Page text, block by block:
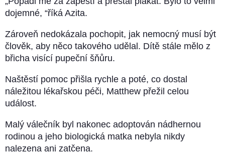
dojemné, “říká Azita.
Zároveň nedokázala pochopit, jak nemocný musí být
člověk, aby něco takového udělal. Dítě stále mělo z
břicha visící pupeční šňůru.
Naštěstí pomoc přišla rychle a poté, co dostal
náležitou lékařskou péči, Matthew přežil celou
událost.
Malý válečník byl nakonec adoptován nádhernou
rodinou a jeho biologická matka nebyla nikdy
nalezena ani zatčena.